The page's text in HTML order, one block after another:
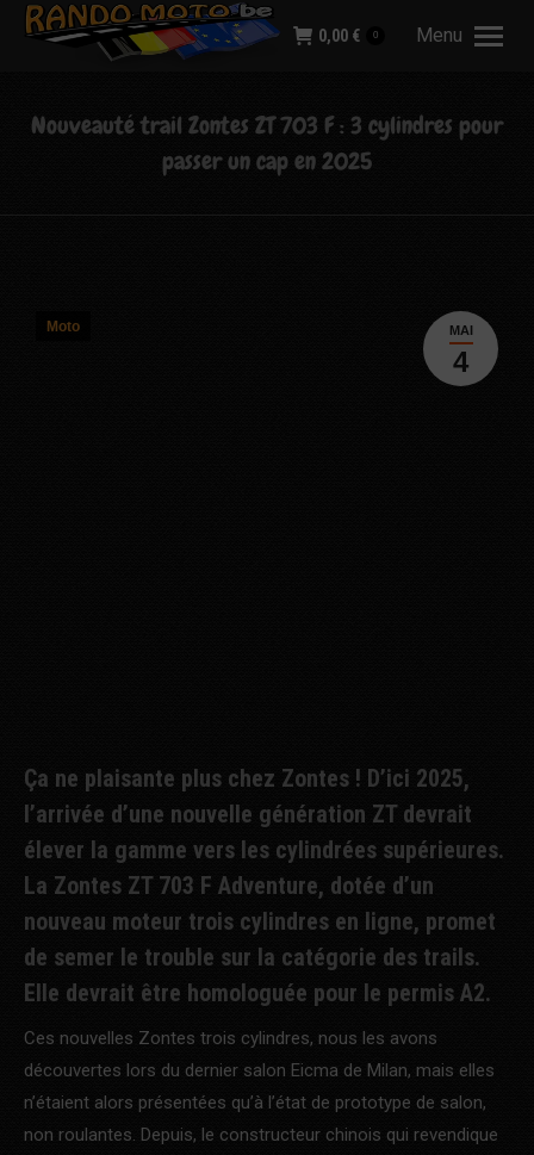
Menu
0,00 € 0
Nouveauté trail Zontes ZT 703 F : 3 cylindres pour
passer un cap en 2025
MAI
4
Moto
Ça ne plaisante plus chez Zontes ! D’ici 2025,
l’arrivée d’une nouvelle génération ZT devrait
élever la gamme vers les cylindrées supérieures.
La Zontes ZT 703 F Adventure, dotée d’un
nouveau moteur trois cylindres en ligne, promet
de semer le trouble sur la catégorie des trails.
Elle devrait être homologuée pour le permis A2.
Ces nouvelles Zontes trois cylindres, nous les avons
découvertes lors du dernier salon Eicma de Milan, mais elles
n’étaient alors présentées qu’à l’état de prototype de salon,
non roulantes. Depuis, le constructeur chinois qui revendique